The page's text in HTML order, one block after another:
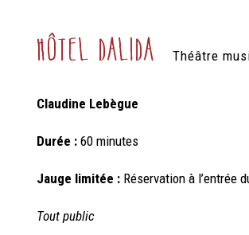
Hôtel Dalida Théâtre
Claudine Lebègue
Durée :60 minutes
Jauge limitée : Réservation à l’entrée
Tout public